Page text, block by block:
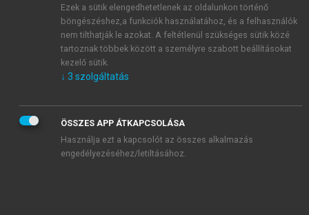
veszem és elfogadom.
Általános vásárlási feltételeket, valamint a szotar.netés a
mersz.huoldalak licencszerződéseiben foglaltakat
tudomásul veszem és elfogadom.
KIPRÓBÁLOM
Ezek a sütik elengedhetetlenek az oldalunkon történő
böngészéshez,a funkciók használatához, és a felhasználók
nem tilthatják le azokat. A feltétlenül szükséges sütik közé
tartoznak többek között a személyre szabott beállításokat
kezelő sütik.
↓ 3 szolgáltatás
ÖSSZES APP ÁTKAPCSOLÁSA
Használja ezt a kapcsolót az összes alkalmazás
engedélyezéséhez/letiltásához.